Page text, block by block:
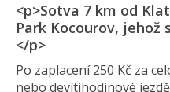
<p>Sotva 7 km od
Park Kocourov, jehož
</p>
Po zaplacení 250 Kč za
nebo devítihodinové